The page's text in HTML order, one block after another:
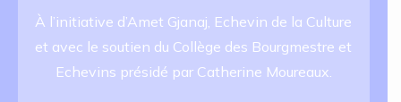
À l’initiative d’Amet Gjanaj, Echevin de la Culture
et avec le soutien du Collège des Bourgmestre et
Echevins présidé par Catherine Moureaux.